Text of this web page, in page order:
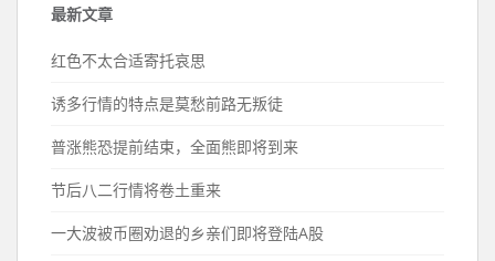
最新文章
红色不太合适寄托哀思
诱多行情的特点是莫愁前路无叛徒
普涨熊恐提前结束，全面熊即将到来
节后八二行情将卷土重来
一大波被币圈劝退的乡亲们即将登陆A股